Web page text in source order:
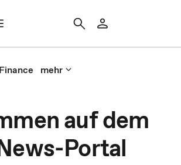
Finance mehr
auf dem
Portal